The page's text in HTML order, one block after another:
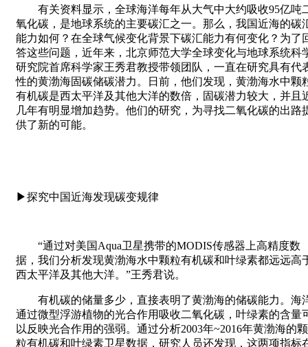
有关资料显示，全球海洋每年从大气中大约吸收95亿吨
氧化碳，是地球系统的主要碳汇之一。那么，我国近海的碳
能力如何？在全球气候变化背景下碳汇能力有何变化？为了
答这些问题，近年来，北京师范大学全球变化与地球系统科
研究院首席科学家王秀君教授带领团队，一直在研究具有代
性的黄渤海固碳储碳潜力。日前，他们发现，黄渤海水中颗
有机碳是西太平洋及其他大洋的数倍，固碳潜力较大，并且
几年有明显增加趋势。他们的研究，为寻找二氧化碳的出路
供了新的可能。
▶探究中国近海发现碳变规律
“通过对美国Aqua卫星携带的MODIS传感器上高精度数
据，我们分析发现黄渤海水中颗粒有机碳和叶绿素都远远高
西太平洋及其他大洋。”王秀君说。
有机碳的储量多少，直接表明了黄渤海的储碳能力。海
通过微型浮游植物的光合作用吸收二氧化碳，叶绿素的含量
以反映光合作用的强弱。通过分析2003年~2016年黄渤海的颗
粒有机碳和叶绿素卫星数据，研究人员还发现，这两项指标